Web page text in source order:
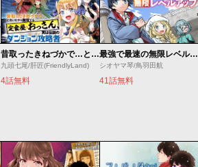
昔取ったきねづかで…と言いながら無双する定食屋のおっさん、実は伝説のダンジョン攻略者
九頭七尾/肝匠(FriendlyLand)
4話無料
最強で最速の無限レベルアップ ～スキル【経験値１０００倍】と【レベルフリー】でレベル上限の枷が外れた俺は無双する～
シオヤマ琴/鳥羽田航
41話無料